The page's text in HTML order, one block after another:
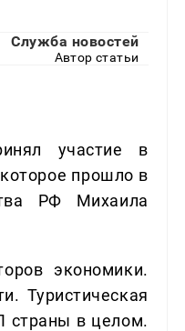
Служба новостей
Автор статьи
участие в
прошло в
РФ Михаила
экономики.
Туристическая
страны в целом.